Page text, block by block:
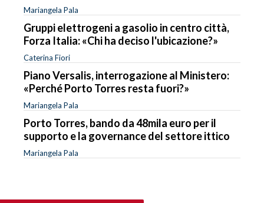
Mariangela Pala
Gruppi elettrogeni a gasolio in centro città,
Forza Italia: «Chi ha deciso l'ubicazione?»
Caterina Fiori
Piano Versalis, interrogazione al Ministero:
«Perché Porto Torres resta fuori?»
Mariangela Pala
Porto Torres, bando da 48mila euro per il
supporto e la governance del settore ittico
Mariangela Pala